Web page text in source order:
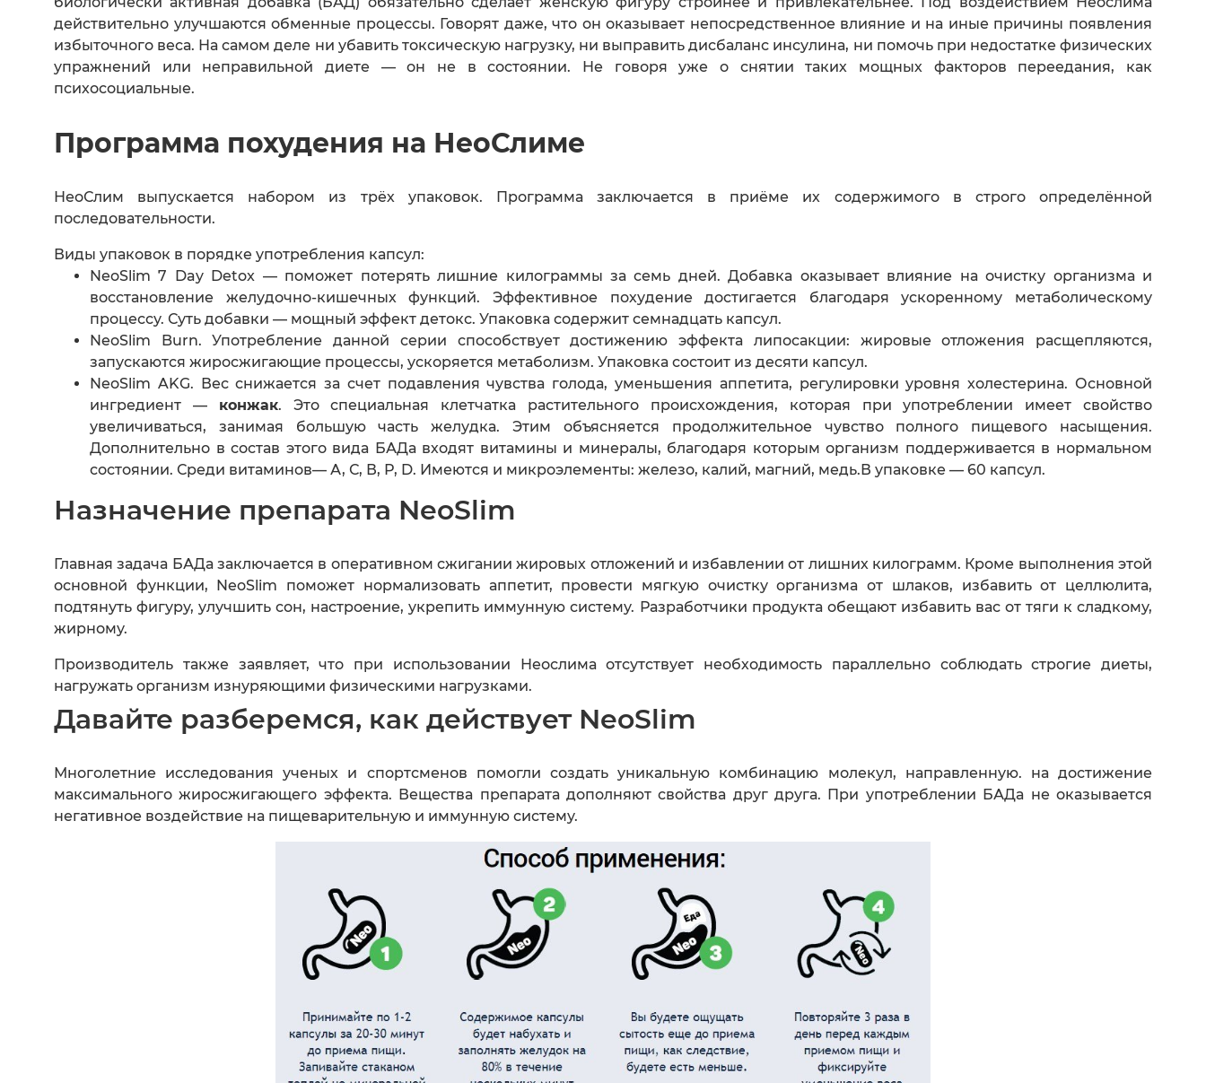
действительно улучшаются обменные процессы. Говорят даже, что он оказывает непосредственное влияние и на иные причины появления
избыточного веса. На самом деле ни убавить токсическую нагрузку, ни выправить дисбаланс инсулина, ни помочь при недостатке физических
упражнений или неправильной диете — он не в состоянии. Не говоря уже о снятии таких мощных факторов переедания, как
психосоциальные.
Программа похудения на НеоСлиме
НеоСлим выпускается набором из трёх упаковок. Программа заключается в приёме их содержимого в строго определённой
последовательности.
Виды упаковок в порядке употребления капсул:
NeoSlim 7 Day Detox — поможет потерять лишние килограммы за семь дней. Добавка оказывает влияние на очистку организма и
восстановление желудочно-кишечных функций. Эффективное похудение достигается благодаря ускоренному метаболическому
процессу. Суть добавки — мощный эффект детокс. Упаковка содержит семнадцать капсул.
NeoSlim Burn. Употребление данной серии способствует достижению эффекта липосакции: жировые отложения расщепляются,
запускаются жиросжигающие процессы, ускоряется метаболизм. Упаковка состоит из десяти капсул.
NeoSlim AKG. Вес снижается за счет подавления чувства голода, уменьшения аппетита, регулировки уровня холестерина. Основной
ингредиент — конжак. Это специальная клетчатка растительного происхождения, которая при употреблении имеет свойство
увеличиваться, занимая большую часть желудка. Этим объясняется продолжительное чувство полного пищевого насыщения.
Дополнительно в состав этого вида БАДа входят витамины и минералы, благодаря которым организм поддерживается в нормальном
состоянии. Среди витаминов— А, С, В, Р, D. Имеются и микроэлементы: железо, калий, магний, медь.В упаковке — 60 капсул.
Назначение препарата NeoSlim
Главная задача БАДа заключается в оперативном сжигании жировых отложений и избавлении от лишних килограмм. Кроме выполнения этой
основной функции, NeoSlim поможет нормализовать аппетит, провести мягкую очистку организма от шлаков, избавить от целлюлита,
подтянуть фигуру, улучшить сон, настроение, укрепить иммунную систему. Разработчики продукта обещают избавить вас от тяги к сладкому,
жирному.
Производитель также заявляет, что при использовании Неослима отсутствует необходимость параллельно соблюдать строгие диеты,
нагружать организм изнуряющими физическими нагрузками.
Давайте разберемся, как действует NeoSlim
Многолетние исследования ученых и спортсменов помогли создать уникальную комбинацию молекул, направленную. на достижение
максимального жиросжигающего эффекта. Вещества препарата дополняют свойства друг друга. При употреблении БАДа не оказывается
негативное воздействие на пищеварительную и иммунную систему.